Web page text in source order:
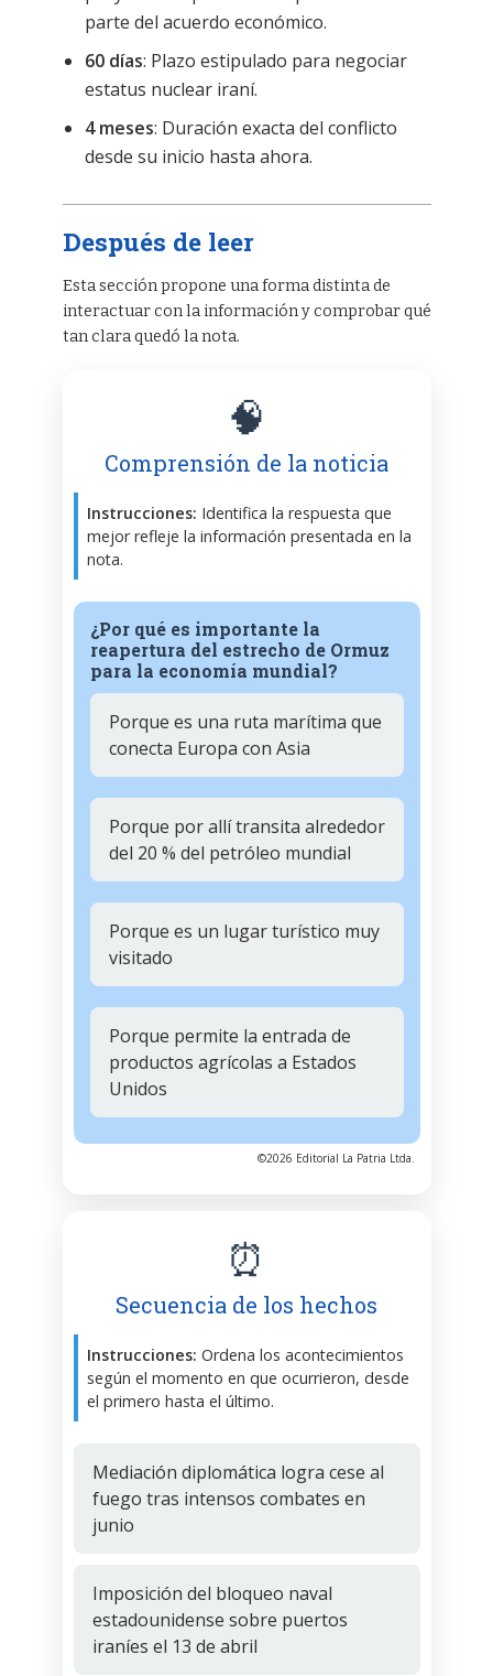
parte del acuerdo económico.
60 días: Plazo estipulado para negociar
estatus nuclear iraní.
4 meses: Duración exacta del conflicto
desde su inicio hasta ahora.
Después de leer
Esta sección propone una forma distinta de
interactuar con la información y comprobar qué
tan clara quedó la nota.
🧠
Comprensión de la noticia
Instrucciones: Identifica la respuesta que
mejor refleje la información presentada en la
nota.
¿Por qué es importante la
reapertura del estrecho de Ormuz
para la economía mundial?
Porque es una ruta marítima que
conecta Europa con Asia
Porque por allí transita alrededor
del 20 % del petróleo mundial
Porque es un lugar turístico muy
visitado
Porque permite la entrada de
productos agrícolas a Estados
Unidos
©2026 Editorial La Patria Ltda.
⏰
Secuencia de los hechos
Instrucciones: Ordena los acontecimientos
según el momento en que ocurrieron, desde
el primero hasta el último.
Mediación diplomática logra cese al
fuego tras intensos combates en
junio
Imposición del bloqueo naval
estadounidense sobre puertos
iraníes el 13 de abril